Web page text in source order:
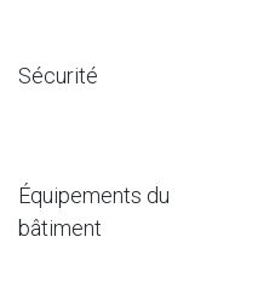
Sécurité
Équipements du
bâtiment